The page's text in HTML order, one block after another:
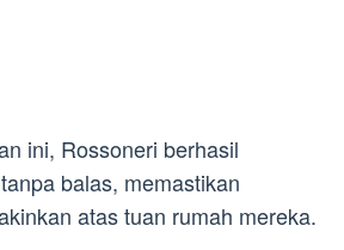
ini, Rossoneri berhasil
balas, memastikan
atas tuan rumah mereka.